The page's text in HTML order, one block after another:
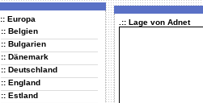
.:: Europa
:: Belgien
:: Bulgarien
:: Dänemark
:: Deutschland
:: England
:: Estland
.:: Lage von Adnet